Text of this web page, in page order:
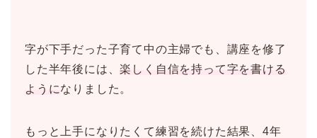
字が下手だった子育て中の主婦でも、講座を修了
した半年後には、楽しく自信を持って字を書ける
ようになりました。
もっと上手になりたくて練習を続けた結果、4年